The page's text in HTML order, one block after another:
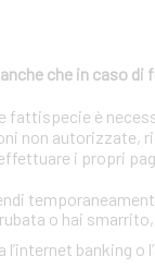
che in caso
fattispecie è
non autorizzate,
i propri
o hai
l’internet banking